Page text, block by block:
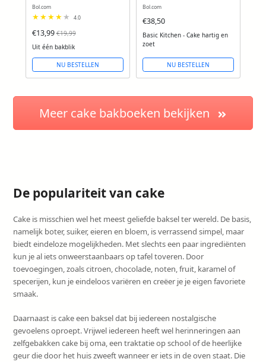
Bol.com
4.0
€13,99€19,99
Uit één bakblik
NU BESTELLEN
Bol.com
€38,50
Basic Kitchen - Cake hartig en
zoet
NU BESTELLEN
Meer cake bakboeken bekijken
De populariteit van cake
Cake is misschien wel het meest geliefde baksel ter wereld. De basis,
namelijk boter, suiker, eieren en bloem, is verrassend simpel, maar
biedt eindeloze mogelijkheden. Met slechts een paar ingrediënten
kun je al iets onweerstaanbaars op tafel toveren. Door
toevoegingen, zoals citroen, chocolade, noten, fruit, karamel of
specerijen, kun je eindeloos variëren en creëer je je eigen favoriete
smaak.
Daarnaast is cake een baksel dat bij iedereen nostalgische
gevoelens oproept. Vrijwel iedereen heeft wel herinneringen aan
zelfgebakken cake bij oma, een traktatie op school of de heerlijke
geur die door het huis zweeft wanneer er iets in de oven staat. Die